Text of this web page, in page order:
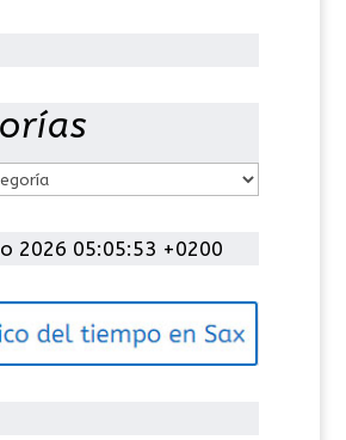
2026 05:05:53 +0200